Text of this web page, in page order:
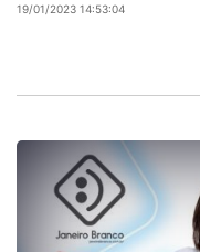
19/01/2023 14:53:04